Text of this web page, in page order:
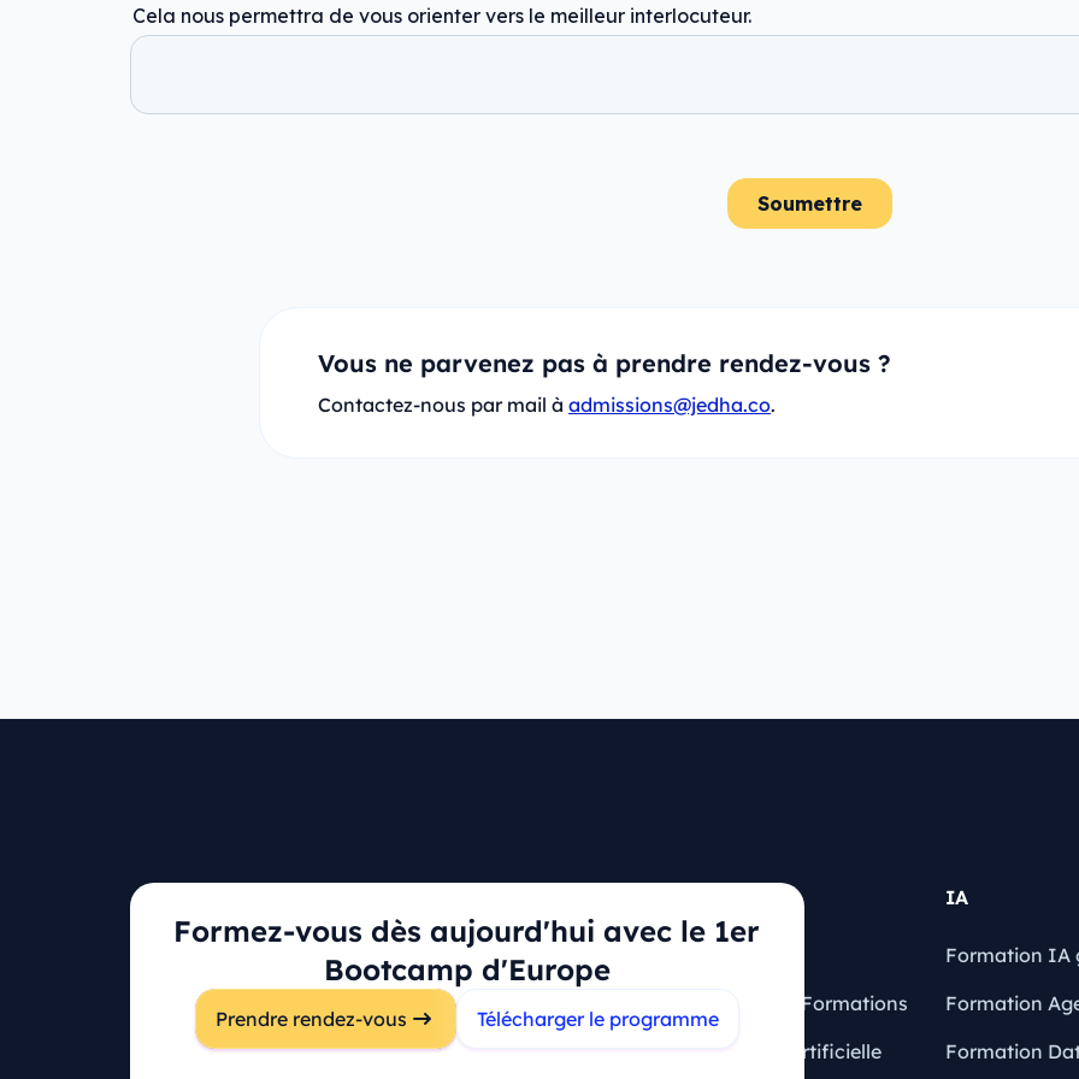
Vous ne parvenez pas à prendre rendez-vous ?
Contactez-nous par mail àadmissions@jedha.co.
Formez-vous dès aujourd'hui avec le 1er
Bootcamp d'Europe
Prendre rendez-vous Télécharger le programme
Campus principal
116 Rue du Faubourg Saint-
Questions fréquentes
Certifications
Financement Formations
Intelligence Artificielle
IA
Formation IA
Formation
Formation